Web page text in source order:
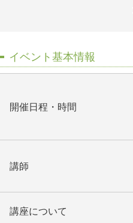
イベント基本情報
開催日程・時間
講師
講座について